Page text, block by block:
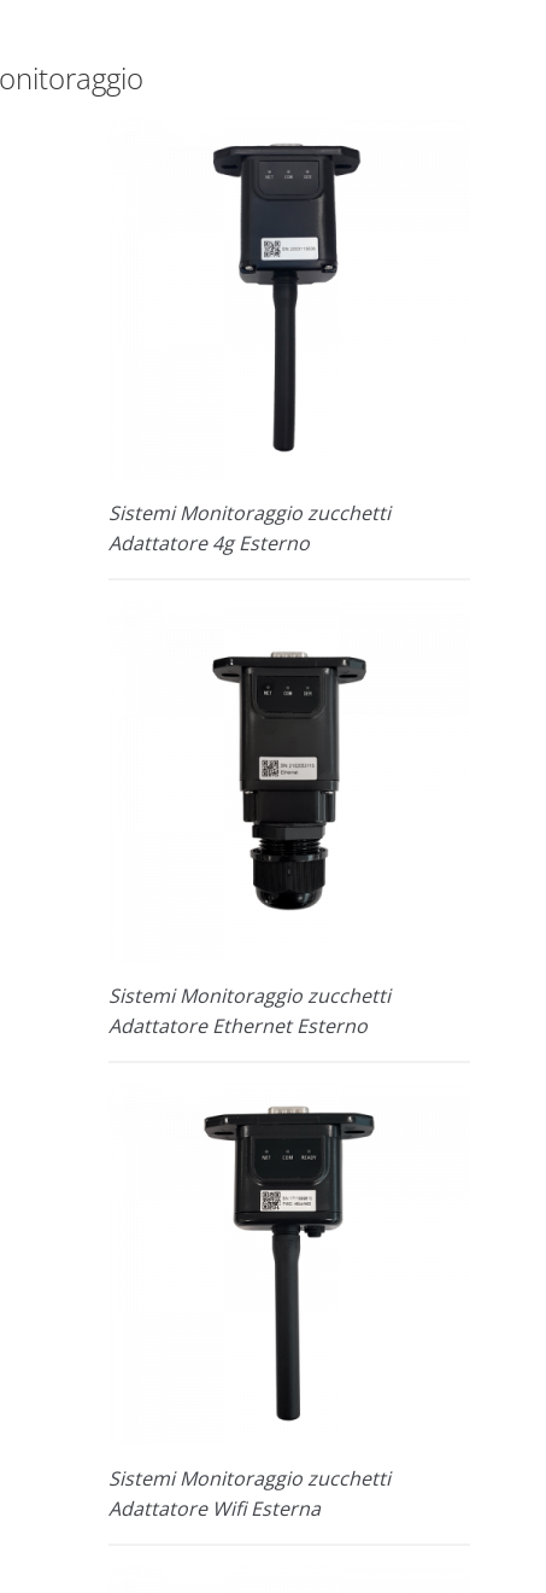
Sistemi Monitoraggio zucchetti
Adattatore 4g Esterno
Sistemi Monitoraggio zucchetti
Adattatore Ethernet Esterno
Sistemi Monitoraggio zucchetti
Adattatore Wifi Esterna